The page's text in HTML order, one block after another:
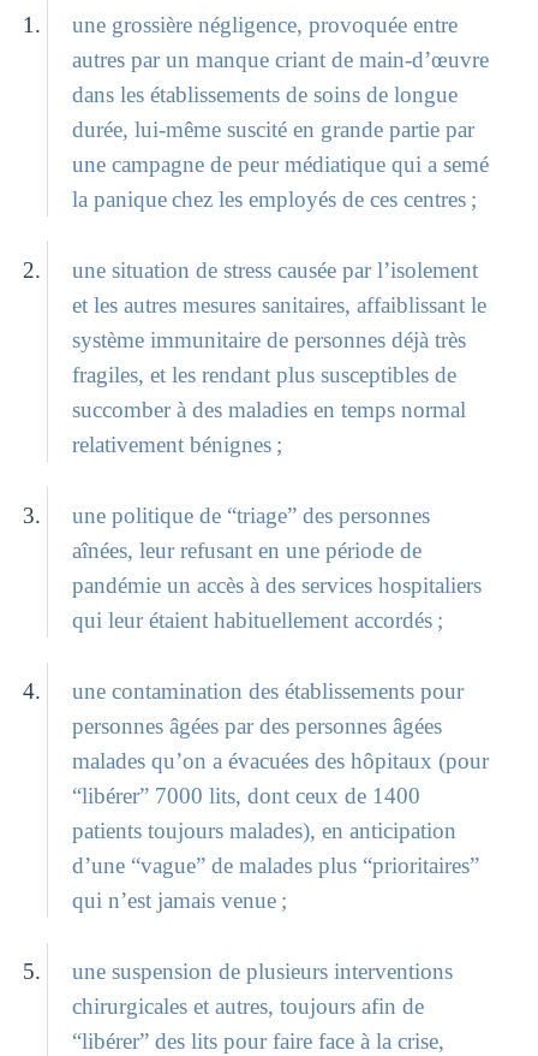
une grossière négligence, provoquée entre
autres par un manque criant de main-d’œuvre
dans les établissements de soins de longue
durée, lui-même suscité en grande partie par
une campagne de peur médiatique qui a semé
la panique chez les employés de ces centres ;
une situation de stress causée par l’isolement
et les autres mesures sanitaires, affaiblissant le
système immunitaire de personnes déjà très
fragiles, et les rendant plus susceptibles de
succomber à des maladies en temps normal
relativement bénignes ;
une politique de “triage” des personnes
aînées, leur refusant en une période de
pandémie un accès à des services hospitaliers
qui leur étaient habituellement accordés ;
une contamination des établissements pour
personnes âgées par des personnes âgées
malades qu’on a évacuées des hôpitaux (pour
“libérer” 7000 lits, dont ceux de 1400
patients toujours malades), en anticipation
d’une “vague” de malades plus “prioritaires”
qui n’est jamais venue ;
une suspension de plusieurs interventions
chirurgicales et autres, toujours afin de
“libérer” des lits pour faire face à la crise,